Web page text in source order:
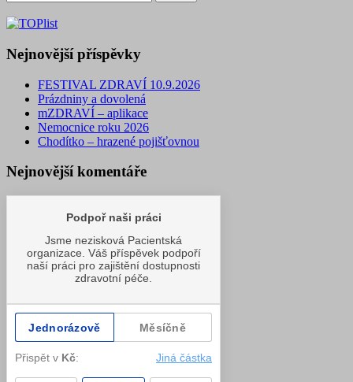
Nejnovější příspěvky
FESTIVAL ZDRAVÍ 10.9.2026
Prázdniny a dovolená
mZDRAVÍ – aplikace
Nemocnice roku 2026
Chodítko – hrazené pojišťovnou
Nejnovější komentáře